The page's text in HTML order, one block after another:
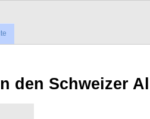
den Schweizer